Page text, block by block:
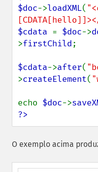
$doc->loadXML(
$cdata = $doc->
>firstChild;
$cdata->after(
>createElement(
echo $doc->
?>
O exemplo acima